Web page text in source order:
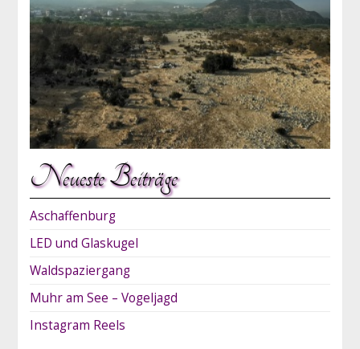
Neueste Beiträge
Aschaffenburg
LED und Glaskugel
Waldspaziergang
Muhr am See – Vogeljagd
Instagram Reels